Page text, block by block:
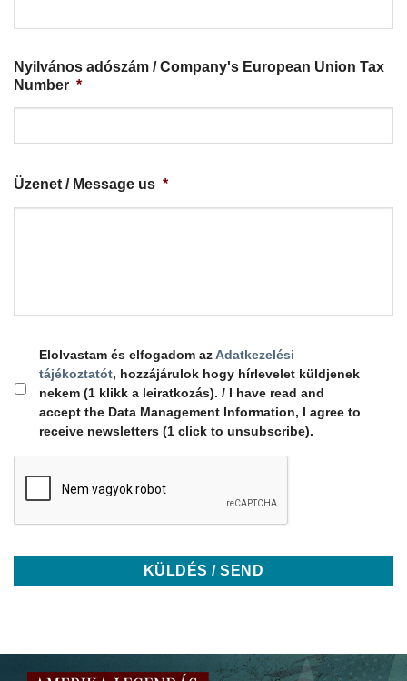
Nyilvános adószám / Company's European Union Tax
Number *
Üzenet / Message us *
Elolvastam és elfogadom azAdatkezelési
tájékoztatót, hozzájárulok hogy hírlevelet küldjenek
nekem (1 klikk a leiratkozás). / I have read and
accept the Data Management Information, I agree to
receive newsletters (1 click to unsubscribe).